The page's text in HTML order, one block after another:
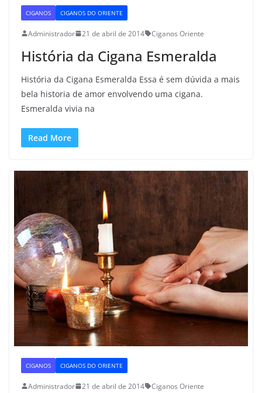
CIGANOS CIGANOS DO ORIENTE
Administrador 21 de abril de 2014 Ciganos Oriente
História da Cigana Esmeralda
História da Cigana Esmeralda Essa é sem dúvida a mais
bela historia de amor envolvendo uma cigana.
Esmeralda vivia na
Read More
CIGANOS CIGANOS DO ORIENTE
Administrador 21 de abril de 2014 Ciganos Oriente